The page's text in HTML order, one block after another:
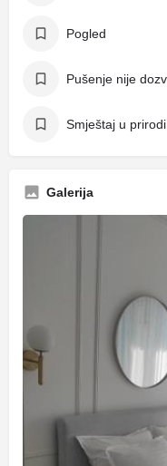
Pogled
Smještaj u prirodi
Galerija